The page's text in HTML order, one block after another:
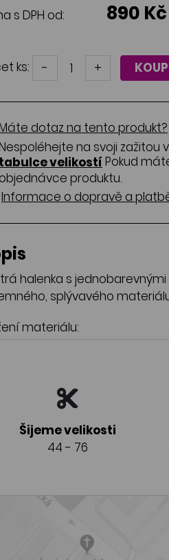
s DPH od:
890 Kč
ks: - +
dotaz na tento produkt?
na svoji zažitou
tabulce velikostí Pokud
objednávce produktu.
Informace o dopravě a
halenka s
splývavého
materiálu:
Šijeme velikosti
44 - 76